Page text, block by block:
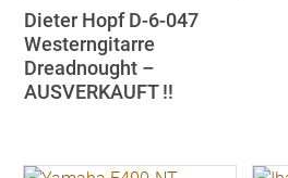
Dieter Hopf D-6-047
Westerngitarre
Dreadnought –
AUSVERKAUFT !!